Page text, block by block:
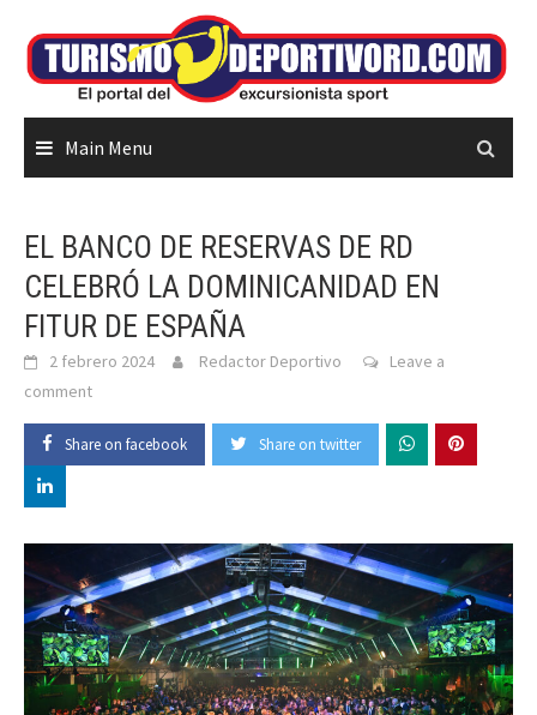
content
Main Menu
EL BANCO DE RESERVAS DE RD
CELEBRÓ LA DOMINICANIDAD EN
FITUR DE ESPAÑA
2 febrero 2024 Redactor Deportivo
Leave a
comment
Share on facebook Share on twitter